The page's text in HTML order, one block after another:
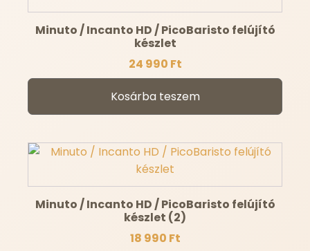
Minuto / Incanto HD / PicoBaristo felújító
készlet
24 990 Ft
Kosárba teszem
Minuto / Incanto HD / PicoBaristo felújító
készlet (2)
18 990 Ft